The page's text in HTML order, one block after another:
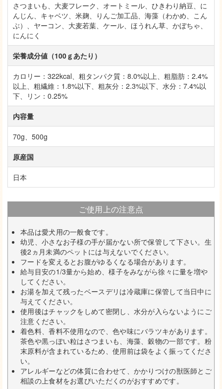
さつまいも、大麦フレーク、オートミール、ひきわり納豆、に
んじん、キャベツ、米麹、りんご加工品、海藻（わかめ、こん
ぶ）、ヤーコン、大麦若葉、ケール、ほうれん草、かぼちゃ、
にんにく
栄養成分値（100ｇあたり）
カロリー：322kcal、粗タンパク質：8.0%以上、粗脂肪：2.4%
以上、粗繊維：1.8%以下、粗灰分：2.3%以下、水分：7.4%以
下、リン：0.25%
内容量
70g、500g
原産国
日本
ご使用上の注意点
本品は愛犬用の一般食です。
幼児、小さなお子様の手が届かない所で保管して下さい。生
後2ヵ月未満のペットには与えないでください。
フードを変えるとお腹がゆるくなる場合があります。
給与目安の1/3量から始め、様子をみながら徐々に量を増や
してください。
お湯を加えて残ったベースデリは冷蔵庫に保管して当日中に
与えてください。
使用後はチャックをしめて密閉し、水分が入らないようにご
注意ください。
着色料、香料不使用なので、色や味にバラツキがあります。
茶色や黒っぽい粒はさつまいも、海藻、穀物の一部です。粉
末原料が含まれているため、使用前は袋をよく振ってくださ
い。
アレルギーなどの体質に合わせて、かかりつけの獣医師とご
相談の上食材をお選びいただくのがおすすめです。